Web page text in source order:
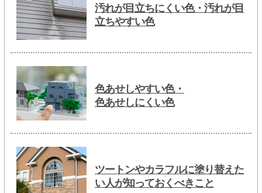
汚れが目立ちにくい色・汚れが目
立ちやすい色
色あせしやすい色・
色あせしにくい色
ツートンやカラフルに塗り替えた
い人が知っておくべきこと